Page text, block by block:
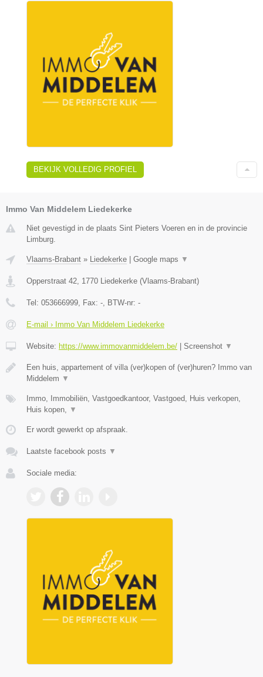
BEKIJK VOLLEDIG PROFIEL
Immo Van Middelem Liedekerke
Niet gevestigd in de plaats Sint Pieters Voeren en in de provincie
Limburg.
Vlaams-Brabant » Liedekerke Google maps ▼
Opperstraat 42 1770 Liedekerke (Vlaams-Brabant)
Tel: 053666999 , Fax: - , BTW-nr: -
E-mail › Immo Van Middelem Liedekerke
Website: https://www.immovanmiddelem.be/ Screenshot ▼
Een huis, appartement of villa (ver)kopen of (ver)huren? Immo van
Middelem ▼
Immo, Immobiliën, Vastgoedkantoor, Vastgoed, Huis verkopen,
Huis kopen,
▼
Er wordt gewerkt op afspraak.
Laatste facebook posts ▼
Sociale media: